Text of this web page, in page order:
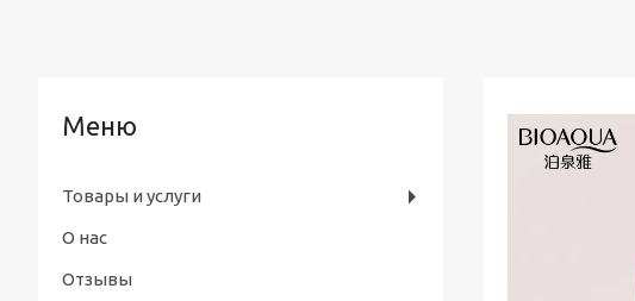
Товары и услуги
О нас
Отзывы